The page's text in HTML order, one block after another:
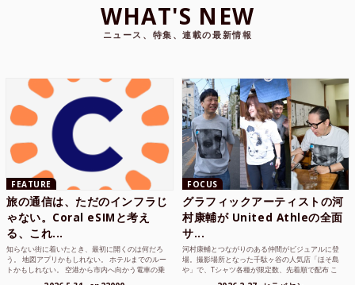
WHAT'S NEW
ニュース、特集、連載の最新情報
FEATURE
旅の通信は、ただのインフラじ
ゃない。Coral eSIMと考え
る、これ...
知らない街に着いたとき、最初に開くのは何だろ
う。 地図アプリかもしれない。 ホテルまでのルー
トかもしれない。 空港から市内へ向かう電車の乗
FOCUS
グラフィックアーティストの河
村康輔が United Athleの全面
サ...
河村康輔とつながりのある仲間がビジュアルに登
場。撮影場所となった千駄ヶ谷の人気店「ほそ島
や」で、Tシャツ各種が限定数、先着順で配布 こ